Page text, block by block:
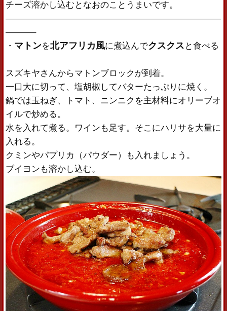
チーズ溶かし込むとなおのことうまいです。
—————————————————————————
———–
・ マトンを北アフリカ風に煮込んでクスクス と食べる
スズキヤさんからマトンブロックが到着。
一口大に切って、塩胡椒してバターたっぷりに焼く。
鍋では玉ねぎ、トマト、ニンニクを主材料にオリーブオ
イルで炒める。
水を入れて煮る。ワインも足す。そこにハリサを大量に
入れる。
クミンやパプリカ（パウダー）も入れましょう。
ブイヨンも溶かし込む。